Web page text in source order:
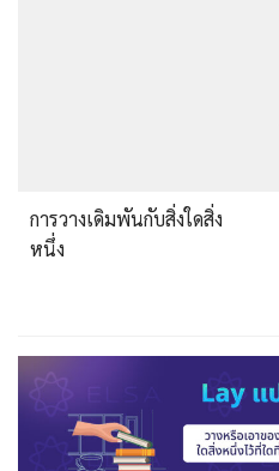
การวางเดิมพันกับสิ่งใดสิ่ง
หนึ่ง